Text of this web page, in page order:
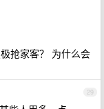
抢家客？ 为什么会
29